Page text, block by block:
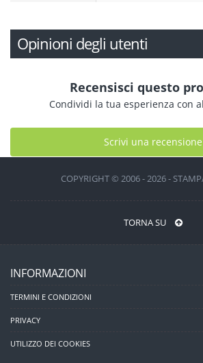
Opinioni degli utenti
Recensisci questo
Condividi la tua esperienza con
Scrivi una recensione
COPYRIGHT © 2006 - 2026 -
TORNA SU
INFORMAZIONI
TERMINI E CONDIZIONI
PRIVACY
UTILIZZO DEI COOKIES